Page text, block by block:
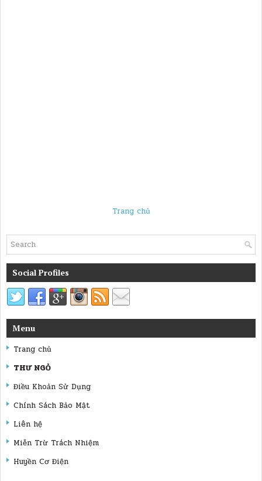
Trang chủ
Social Profiles
Menu
Trang chủ
THƯ NGỎ
Điều Khoản Sử Dụng
Chính Sách Bảo Mật
Liên hệ
Miễn Trừ Trách Nhiệm
Huyền Cơ Điện